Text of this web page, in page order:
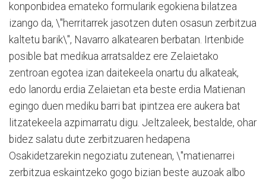
konponbidea emateko formularik egokiena bilatzea
izango da, \"herritarrek jasotzen duten osasun zerbitzua
kaltetu barik\", Navarro alkatearen berbatan. Irtenbide
posible bat medikua arratsaldez ere Zelaietako
zentroan egotea izan daitekeela onartu du alkateak,
edo lanordu erdia Zelaietan eta beste erdia Matienan
egingo duen mediku barri bat ipintzea ere aukera bat
litzatekeela azpimarratu digu. Jeltzaleek, bestalde, ohar
bidez salatu dute zerbitzuaren hedapena
Osakidetzarekin negoziatu zutenean, \"matienarrei
zerbitzua eskaintzeko gogo bizian beste auzoak albo